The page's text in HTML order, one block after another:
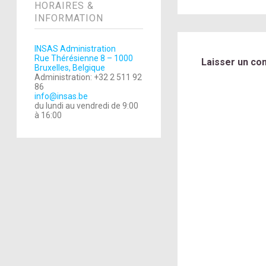
HORAIRES &
INFORMATION
INSAS Administration
Rue Thérésienne 8 – 1000
Bruxelles, Belgique
Administration: +32 2 511 92
86
info@insas.be
du lundi au vendredi de 9:00
à 16:00
Laisser un